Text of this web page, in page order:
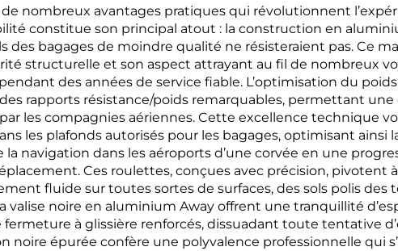
latéral,
embarquement
voyages
nombreux avantages pratiques qui révolutionnent
constitue son principal atout : la construction en
des bagages de moindre qualité ne résisteraient pas. Ce
structurelle et son aspect attrayant au fil de nombreux
des années de service fiable. L’optimisation du
rapports résistance/poids remarquables, permettant
les compagnies aériennes. Cette excellence technique
les plafonds autorisés pour les bagages, optimisant ainsi
navigation dans les aéroports d’une corvée en une
Ces roulettes, conçues avec précision,
fluide sur toutes sortes de surfaces, des sols polis des
noire en aluminium Away offrent une tranquillité
à glissière renforcés, dissuadant toute tentative
noire épurée confère une polyvalence professionnelle qui